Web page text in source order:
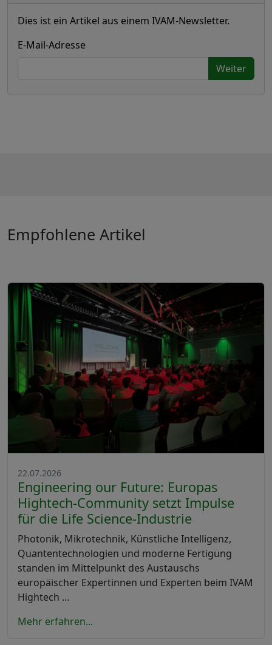
Dies ist ein Artikel aus einem IVAM-Newsletter.
E-Mail-Adresse
Weiter
Empfohlene Artikel
22.07.2026
Engineering our Future: Europas
Hightech-Community setzt Impulse
für die Life Science-Industrie
Photonik, Mikrotechnik, Künstliche Intelligenz,
Quantentechnologien und moderne Fertigung
standen im Mittelpunkt des Austauschs
europäischer Expertinnen und Experten beim IVAM
Hightech …
Mehr erfahren...